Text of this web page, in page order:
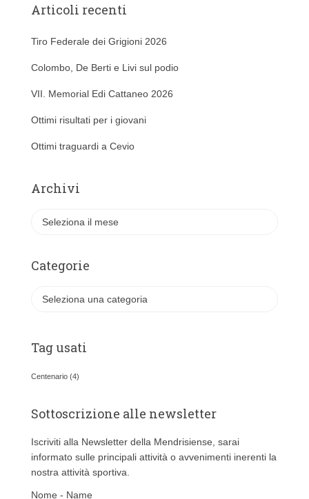
Articoli recenti
Tiro Federale dei Grigioni 2026
Colombo, De Berti e Livi sul podio
VII. Memorial Edi Cattaneo 2026
Ottimi risultati per i giovani
Ottimi traguardi a Cevio
Archivi
h
Categorie
g
e
Tag usati
Centenario (4)
Sottoscrizione alle newsletter
Iscriviti alla Newsletter della Mendrisiense, sarai
informato sulle principali attività o avvenimenti inerenti la
nostra attività sportiva.
Nome - Name